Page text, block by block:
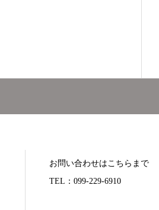
お問い合わせはこちらまで
TEL：099-229-6910